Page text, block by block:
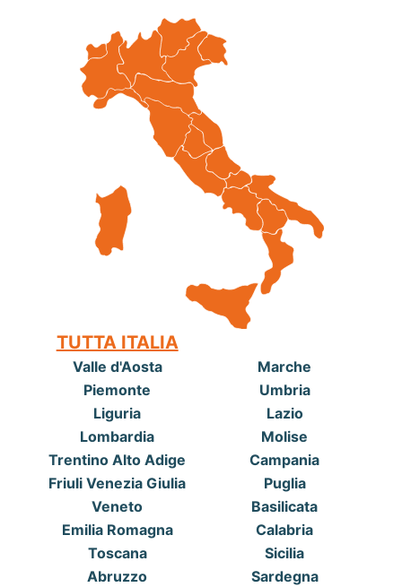
TUTTA ITALIA
Valle d'Aosta
Piemonte
Liguria
Lombardia
Trentino Alto Adige
Friuli Venezia Giulia
Veneto
Emilia Romagna
Toscana
Abruzzo
Marche
Umbria
Lazio
Molise
Campania
Puglia
Basilicata
Calabria
Sicilia
Sardegna